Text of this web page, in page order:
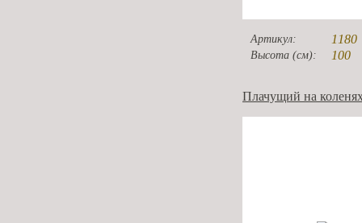
Артикул: 1180
Высота (см): 100
Плачущий на